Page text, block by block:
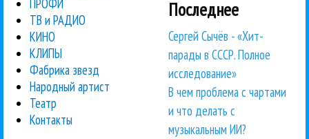
ТВ и РАДИО
КИНО
КЛИПЫ
Фабрика звезд
Народный артист
Театр
Контакты
Последнее
Сергей Сычёв - «Хит-
парады в СССР. Полное
исследование»
В чем проблема с чартами
и что делать с
музыкальным ИИ?